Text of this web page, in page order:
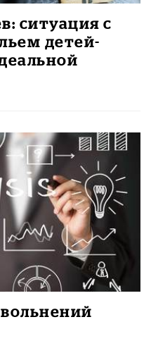
ситуация с
детей-